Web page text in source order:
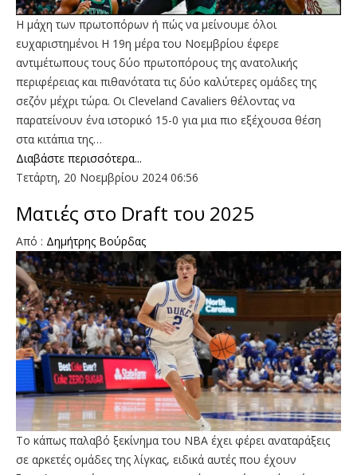
Η μάχη των πρωτοπόρων ή πώς να μείνουμε όλοι
ευχαριστημένοι Η 19η μέρα του Νοεμβρίου έφερε
αντιμέτωπους τους δύο πρωτοπόρους της ανατολικής
περιφέρειας και πιθανότατα τις δύο καλύτερες ομάδες της
σεζόν μέχρι τώρα. Οι Cleveland Cavaliers θέλοντας να
παρατείνουν ένα ιστορικό 15-0 για μια πιο εξέχουσα θέση
στα κιτάπια της…
Διαβάστε περισσότερα...
Τετάρτη, 20 Νοεμβρίου 2024 06:56
Ματιές στο Draft του 2025
Από : Δημήτρης Bούρδας
Το κάπως παλαβό ξεκίνημα του ΝΒΑ έχει φέρει αναταράξεις
σε αρκετές ομάδες της λίγκας, ειδικά αυτές που έχουν